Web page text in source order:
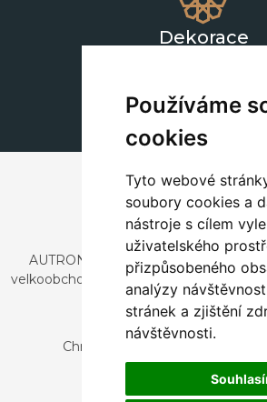
Používáme
cookies
Tyto webové
soubory cookies a
nástroje s cílem
uživatelského
přizpůsobeného
analýzy
stránek a zjištění
návštěvnosti.
Dekorace
AUTRONIC, s.r.o. je společnost
velkoobchodním prodejem
a dekorací.
Česká republika
Chrustenice 270, 267 12
Slovensko
Nová 366, 032 02